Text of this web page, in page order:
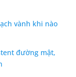
vành khi nào
đường mật,